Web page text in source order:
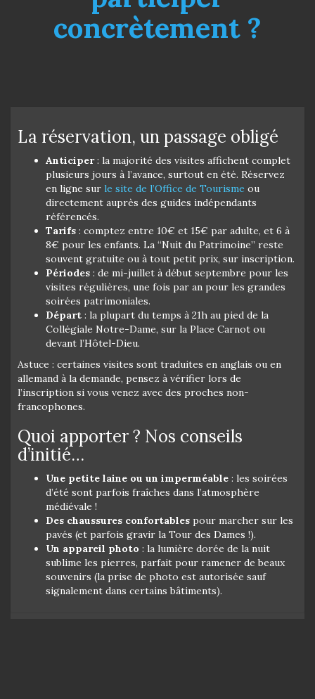
concrètement ?
La réservation, un passage obligé
Anticiper: la majorité des visites affichent complet
plusieurs jours à l’avance, surtout en été. Réservez
en ligne sur le site de l’Office de Tourisme ou
directement auprès des guides indépendants
référencés.
Tarifs : comptez entre 10€ et 15€ par adulte, et 6 à
8€ pour les enfants. La “Nuit du Patrimoine” reste
souvent gratuite ou à tout petit prix, sur inscription.
Périodes : de mi-juillet à début septembre pour les
visites régulières, une fois par an pour les grandes
soirées patrimoniales.
Départ : la plupart du temps à 21h au pied de la
Collégiale Notre-Dame, sur la Place Carnot ou
devant l’Hôtel-Dieu.
Astuce : certaines visites sont traduites en anglais ou en
allemand à la demande, pensez à vérifier lors de
l’inscription si vous venez avec des proches non-
francophones.
Quoi apporter ? Nos conseils
d’initié…
Une petite laine ou un imperméable : les soirées
d’été sont parfois fraîches dans l’atmosphère
médiévale !
Des chaussures confortables pour marcher sur les
pavés (et parfois gravir la Tour des Dames !).
Un appareil photo : la lumière dorée de la nuit
sublime les pierres, parfait pour ramener de beaux
souvenirs (la prise de photo est autorisée sauf
signalement dans certains bâtiments).